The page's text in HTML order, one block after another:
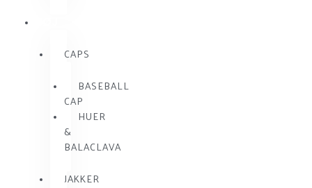
CAPS
BASEBALL
CAP
HUER
&
BALACLAVA
JAKKER